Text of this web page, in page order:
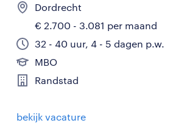
Dordrecht
€ 2.700 - 3.081 per maand
32 - 40 uur, 4 - 5 dagen p.w.
MBO
Randstad
bekijk vacature